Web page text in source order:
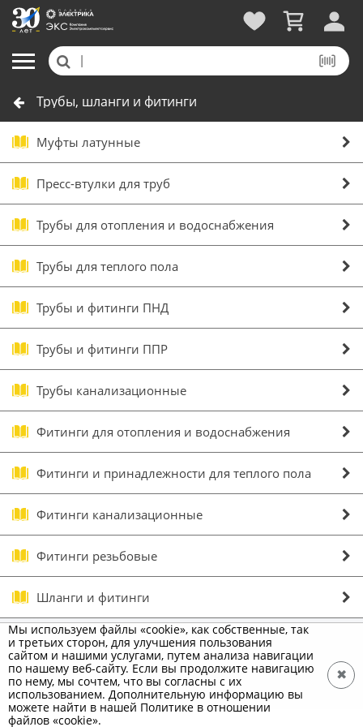
Трубы, шланги и фитинги
Муфты латунные
Пресс-втулки для труб
Трубы для отопления и водоснабжения
Трубы для теплого пола
Трубы и фитинги ПНД
Трубы и фитинги ППР
Трубы канализационные
Фитинги для отопления и водоснабжения
Фитинги и принадлежности для теплого пола
Фитинги канализационные
Фитинги резьбовые
Шланги и фитинги
Мы используем файлы «cookie», как собственные, так
и третьих сторон, для улучшения пользования
сайтом и нашими услугами, путем анализа навигации
по нашему веб-сайту. Если вы продолжите навигацию
по нему, мы сочтем, что вы согласны с их
использованием. Дополнительную информацию вы
можете найти в нашей Политике в отношении
файлов «cookie».
✖